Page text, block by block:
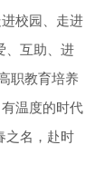
校园、走进
、互助、进
职教育培养
温度的时代
之名，赴时